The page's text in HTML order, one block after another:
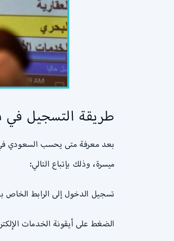
طريقة التسجيل في
بعد معرفة متى يحسب السعودي في
ميسرة، وذلك بإتباع التالي:
تسجيل الدخول إلى الرابط الخاص
الضغط على أيقونة الخدمات